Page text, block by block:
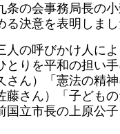
の会事務局長の
る決意を表明しま
の呼びかけ人に
とりを平和の担い
さん）「憲法の精
藤さん）「子ども
国立市長の上原公